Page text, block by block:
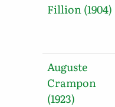
Fillion (1904)
Auguste
Crampon
(1923)